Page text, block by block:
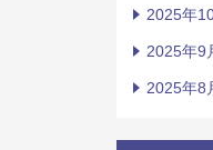
2025年
2025年9
2025年8